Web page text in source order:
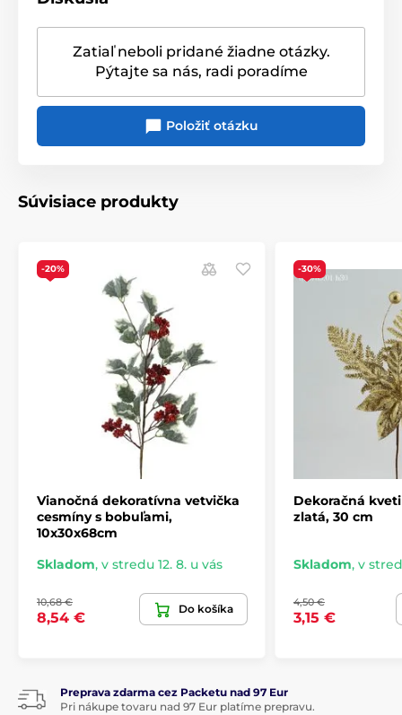
venca alebo girlandy
Produkt je zaradený v kategóriách
Vianočné dekorácie
Zatiaľ neboli pridané žiadne otázky.
Pýtajte sa nás, radi poradíme
Položiť otázku
Súvisiace produkty
-20%
Vianočná dekoratívna vetvička
cesmíny s bobuľami,
10x30x68cm
Skladom, v stredu 12. 8. u vás
10,68 €
8,54 €
Do košíka
-30%
Dekoračná
zlatá, 30 cm
Skladom, v
4,50 €
3,15 €
Preprava zdarma cez Packetu nad 97 Eur
Pri nákupe tovaru nad 97 Eur platíme prepravu.